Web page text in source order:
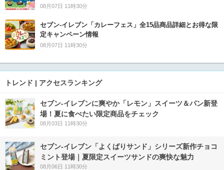
08月07日 11時30分
セブン‐イレブン「カレーフェス」全15品商品詳細とお得な限
定キャンペーン情報
08月07日 11時30分
トレンド | アクセスランキング
セブン‐イレブンに爽やか「レモン」スイーツ＆パン新登
場！夏に食べたい限定商品をチェック
08月03日 11時30分
セブン‐イレブン「よくばりサンド」シリーズ新作チョコ
ミント登場｜夏限定スイーツサンドの爽快な魅力
08月06日 11時30分